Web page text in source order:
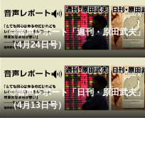
◇音声レポート「週刊・原田武夫」
（4月24日号）
◇音声レポート「日刊・原田武夫」
（4月13日号）